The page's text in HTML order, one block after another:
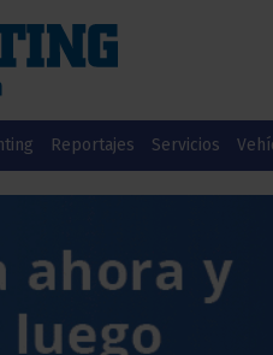
Reportajes Servicios